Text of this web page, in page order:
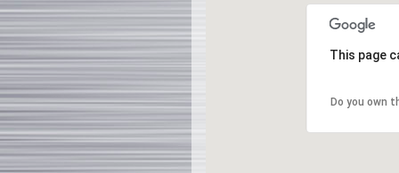
This page
Do you own